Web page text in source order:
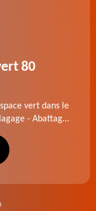
80
vert dans le
- Abattage
offert.